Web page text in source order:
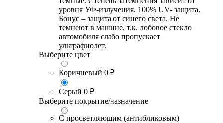
уровня УФ-излучения. 100% UV- защита.
Бонус – защита от синего света. Не
темнеют в машине, т.к. лобовое стекло
автомобиля слабо пропускает
ультрафиолет.
Выберите цвет
Коричневый 0 ₽
Серый 0 ₽
Выберите покрытие/назначение
С просветляющим (антибликовым)